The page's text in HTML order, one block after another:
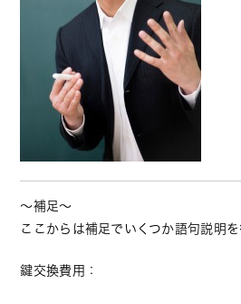
～補足～
ここからは補足でいくつか語句説明を
鍵交換費用：